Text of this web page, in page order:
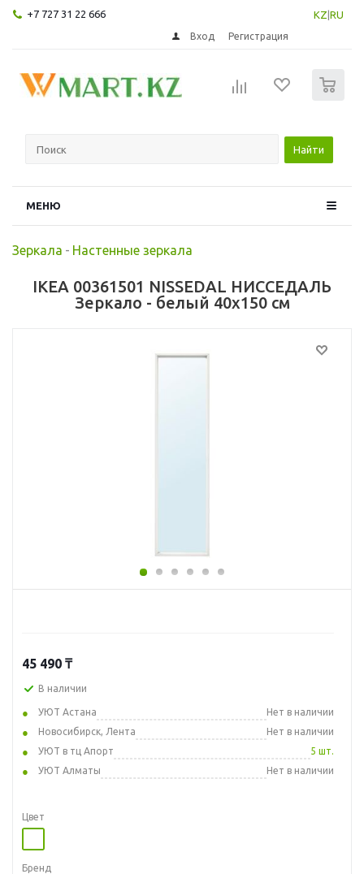
+7 727 31 22 666 KZ RU
Вход Регистрация
Найти
МЕНЮ
Зеркала - Настенные зеркала
IKEA 00361501 NISSEDAL НИССЕДАЛЬ
Зеркало - белый 40x150 см
45 490 ₸
В наличии
УЮТ Астана
Нет в наличии
Новосибирск, Лента
Нет в наличии
УЮТ в тц Апорт
5 шт.
УЮТ Алматы
Нет в наличии
Цвет
Бренд